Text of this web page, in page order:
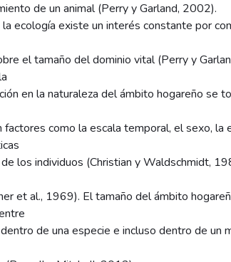
de un animal (Perry y Garland, 2002).
ecología existe un interés constante por
el tamaño del dominio vital (Perry y
en la naturaleza del ámbito hogareño se
factores como la escala temporal, el sexo, la
los individuos (Christian y Waldschmidt,
et al., 1969). El tamaño del ámbito
de una especie e incluso dentro de un